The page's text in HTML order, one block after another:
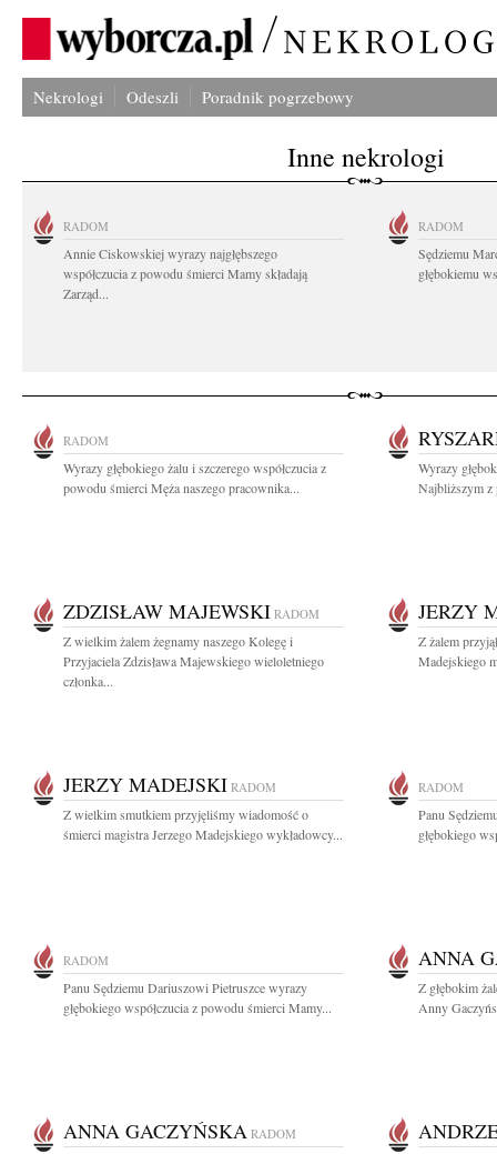
Nekrologi Odeszli Poradnik pogrzebowy
Inne nekrologi
RADOM
Annie Ciskowskiej wyrazy najgłębszego
współczucia z powodu śmierci Mamy składają
Zarząd...
RADOM
Sędziemu
głębokiemu
RADOM
Wyrazy głębokiego żalu i szczerego współczucia z
powodu śmierci Męża naszego pracownika...
Wyrazy
Najbliższym z
ZDZISŁAW MAJEWSKI RADOM
Z wielkim żalem żegnamy naszego Kolegę i
Przyjaciela Zdzisława Majewskiego wieloletniego
członka...
JERZY
Z żalem
Madejskiego
JERZY MADEJSKI RADOM
Z wielkim smutkiem przyjęliśmy wiadomość o
śmierci magistra Jerzego Madejskiego wykładowcy...
RADOM
Panu
głębokiego
RADOM
Panu Sędziemu Dariuszowi Pietruszce wyrazy
głębokiego współczucia z powodu śmierci Mamy...
ANNA
Z głębokim
Anny
ANNA GACZYŃSKA RADOM